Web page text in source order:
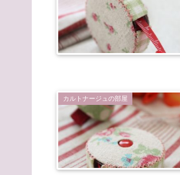
カルトナージュの部屋